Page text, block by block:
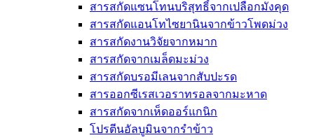
สารสกัดแซนโทนบริสุทธิ์จากเปลือกมังคุด
สารสกัดแอนโทไซยานินจากข้าวโพดม่วง
สารสกัดงานวิจัยจากหมาก
สารสกัดจากเมล็ดมะม่วง
สารสกัดบรอมีเลนจากสับปะรด
สารออกซีเรสเวอราทรอลจากมะหาด
สารสกัดจากเห็ดออร์แกนิก
โปรตีนอัลบูมินจากรำข้าว